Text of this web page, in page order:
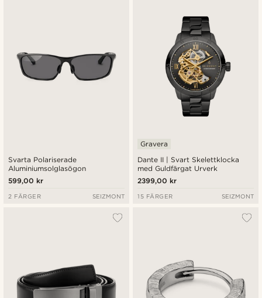
Svarta Polariserade
Aluminiumsolglasögon
599,00 kr
2 FÄRGER SEIZMONT
Dante II | Svart Skelettklocka
med Guldfärgat Urverk
Gravera
2399,00 kr
15 FÄRGER SEIZMONT